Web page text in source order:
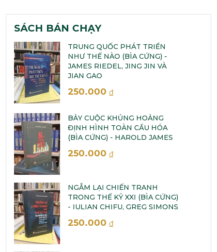
SÁCH BÁN CHẠY
TRUNG QUỐC PHÁT TRIỂN
NHƯ THẾ NÀO (BÌA CỨNG) -
JAMES RIEDEL, JING JIN VÀ
JIAN GAO
250.000 đ
BẢY CUỘC KHỦNG HOẢNG
ĐỊNH HÌNH TOÀN CẦU HÓA
(BÌA CỨNG) - HAROLD JAMES
250.000 đ
NGẪM LẠI CHIẾN TRANH
TRONG THẾ KỶ XXI (BÌA CỨNG)
- IULIAN CHIFU, GREG SIMONS
250.000 đ